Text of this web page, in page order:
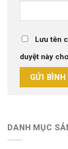
DANH MỤC
Lưu tên
duyệt này